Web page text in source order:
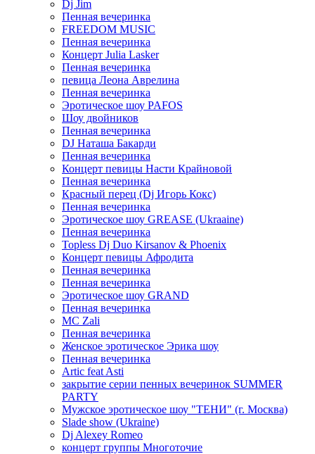
Dj Jim
Пенная вечеринка
FREEDOM MUSIC
Пенная вечеринка
Концерт Julia Lasker
Пенная вечеринка
певица Леона Аврелина
Пенная вечеринка
Эротическое шоу PAFOS
Шоу двойников
Пенная вечеринка
DJ Наташа Бакарди
Пенная вечеринка
Концерт певицы Насти Крайновой
Пенная вечеринка
Красный перец (Dj Игорь Кокс)
Пенная вечеринка
Эротическое шоу GREASE (Ukraaine)
Пенная вечеринка
Topless Dj Duo Kirsanov & Phoenix
Концерт певицы Афродита
Пенная вечеринка
Пенная вечеринка
Эротическое шоу GRAND
Пенная вечеринка
MC Zali
Пенная вечеринка
Женское эротическое Эрика шоу
Пенная вечеринка
Artic feat Asti
закрытие серии пенных вечеринок SUMMER
PARTY
Мужское эротическое шоу "ТЕНИ" (г. Москва)
Slade show (Ukraine)
Dj Alexey Romeo
концерт группы Многоточие